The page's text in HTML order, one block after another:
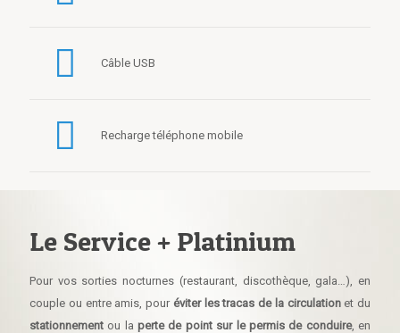
Câble USB
Recharge téléphone mobile
Le Service + Platinium
Pour vos sorties nocturnes (restaurant, discothèque, gala…), en
couple ou entre amis, pour éviter les tracas de la circulationet du
stationnement ou laperte de point sur le permis de conduire, en